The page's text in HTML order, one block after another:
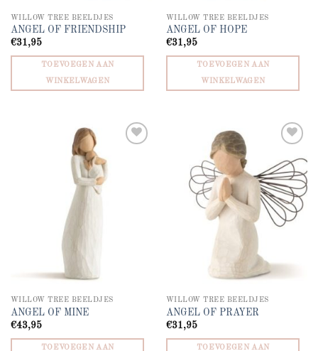
WILLOW TREE BEELDJES
ANGEL OF FRIENDSHIP
€31,95
TOEVOEGEN AAN
WINKELWAGEN
WILLOW TREE BEELDJES
ANGEL OF HOPE
€31,95
TOEVOEGEN AAN
WINKELWAGEN
WILLOW TREE BEELDJES
ANGEL OF MINE
€43,95
TOEVOEGEN AAN
wishlist
WILLOW TREE BEELDJES
ANGEL OF PRAYER
€31,95
TOEVOEGEN AAN